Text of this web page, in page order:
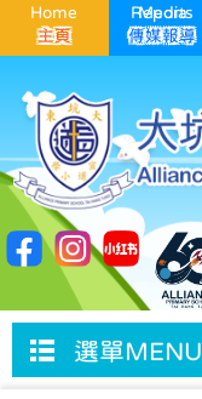
Home Media Reports
選單MENU